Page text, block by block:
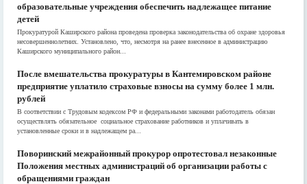
образовательные учреждения обеспечить надлежащее питание
детей
Прокуратурой Каширского района проведена проверка законодательства об охране здоровья
несовершеннолетних. Установлено, что, несмотря на ранее внесенное в администрацию
Каширского муниципального район...
После вмешательства прокуратуры в Кантемировском районе
предприятие уплатило страховые взносы на сумму более 1 млн.
рублей
В соответствии с Трудовым кодексом РФ и федеральными законами работодатель обязан
осуществлять обязательное социальное страхование работников и уплачивать в
установленные сроки и в надлежащем ра...
Поворинский межрайонный прокурор опротестовал незаконные
Положения местных администраций об организации работы с
обращениями граждан